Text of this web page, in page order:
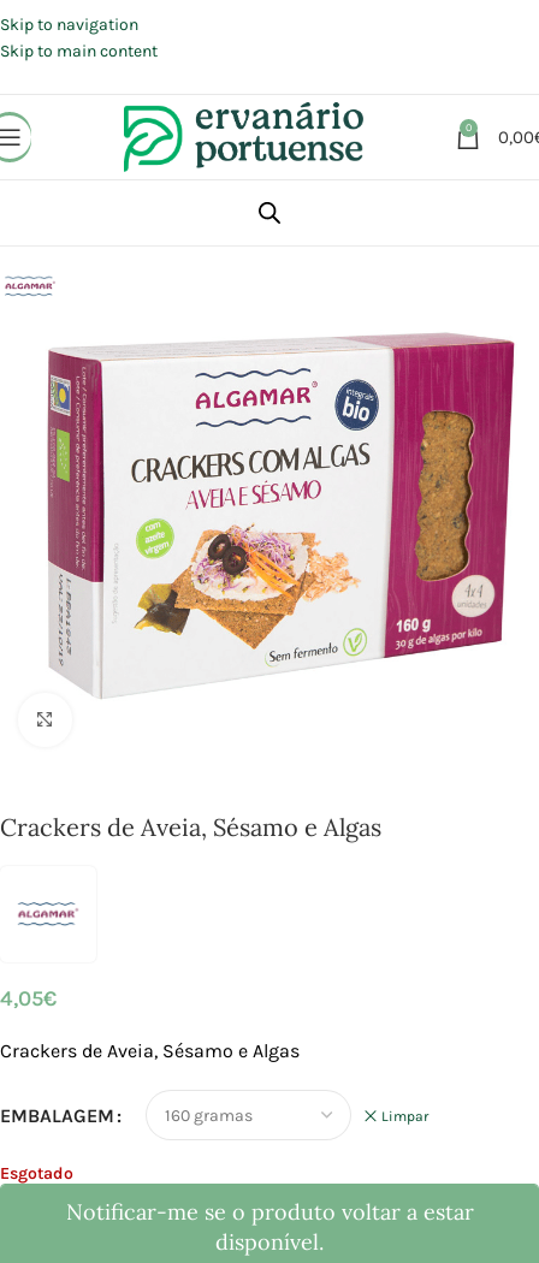
Skip to navigation
Skip to main content
0 0,00
Alimentação
Crackers de Aveia, Sésamo e Algas
4,05€
Crackers de Aveia, Sésamo e Algas
EMBALAGEM Limpar
Esgotado
Notificar-me se o produto voltar a estar
disponível.